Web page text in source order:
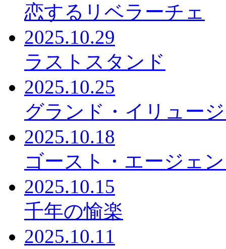
恋するリベラーチェ
2025.10.29
ラストスタンド
2025.10.25
グランド・イリュー
2025.10.18
ゴースト・エージェ
2025.10.15
千年の愉楽
2025.10.11